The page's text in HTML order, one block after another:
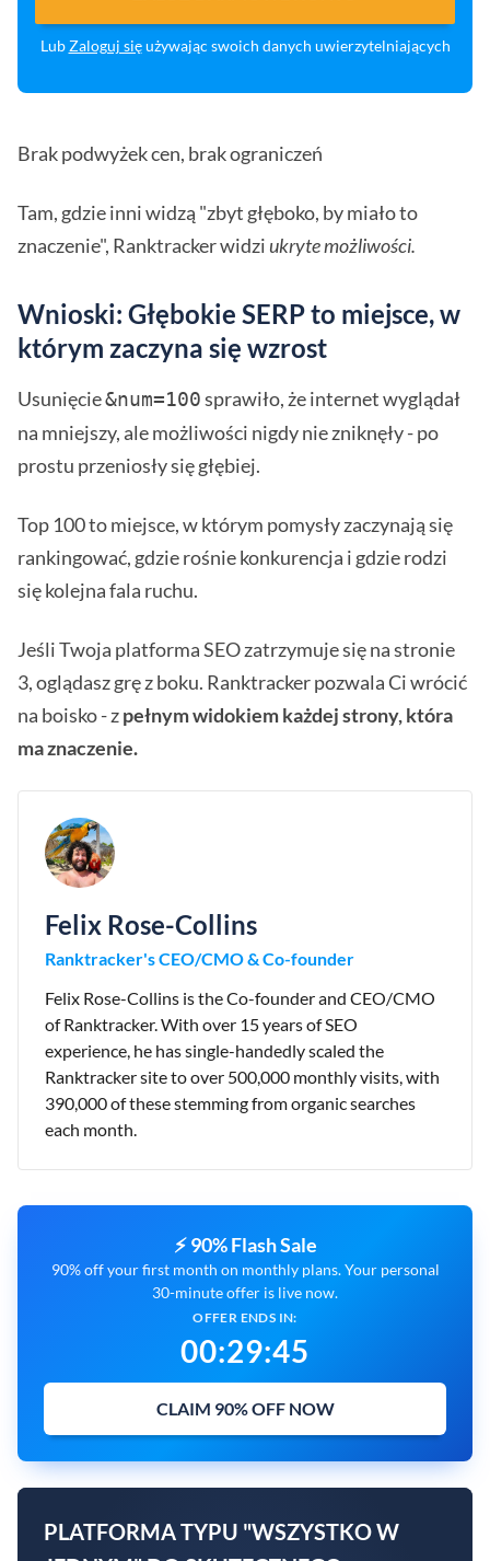
LubZaloguj sięużywając swoich danych uwierzytelniających
Brak podwyżek cen, brak ograniczeń
Tam, gdzie inni widzą "zbyt głęboko, by miało to
znaczenie", Ranktracker widzi ukryte możliwości.
Wnioski: Głębokie SERP to miejsce, w
którym zaczyna się wzrost
Usunięcie&num=100sprawiło, że internet wyglądał
na mniejszy, ale możliwości nigdy nie zniknęły - po
prostu przeniosły się głębiej.
Top 100 to miejsce, w którym pomysły zaczynają się
rankingować, gdzie rośnie konkurencja i gdzie rodzi
się kolejna fala ruchu.
Jeśli Twoja platforma SEO zatrzymuje się na stronie
3, oglądasz grę z boku. Ranktracker pozwala Ci wrócić
na boisko - zpełnym widokiem każdej strony, która
ma znaczenie.
Felix Rose-Collins
Ranktracker's CEO/CMO & Co-founder
Felix Rose-Collins is the Co-founder and CEO/CMO
of Ranktracker. With over 15 years of SEO
experience, he has single-handedly scaled the
Ranktracker site to over 500,000 monthly visits, with
390,000 of these stemming from organic searches
each month.
⚡ 90% Flash Sale
90% off your first month on monthly plans. Your personal
30-minute offer is live now.
OFFER ENDS IN:
00:29:44
CLAIM 90% OFF NOW
PLATFORMA TYPU "WSZYSTKO W